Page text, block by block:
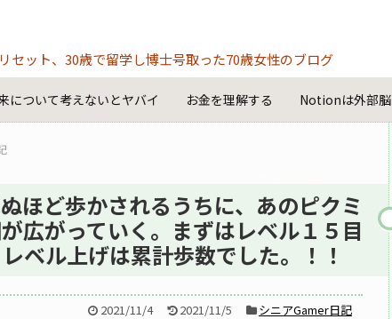
セット、30歳で留学し博士号取った70歳女性のブログ
について考えないとヤバイ お金を理解する Notionは外部脳
ほど歩かされるうちに、あのピクミ
広がっていく。まずはレベル１５目
ル上げは累計歩数でした。！！
2021/11/4 2021/11/5 シニアGamer日記